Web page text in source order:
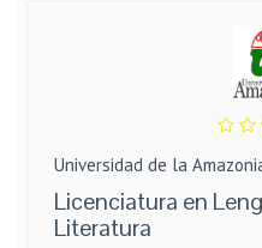
Universidad de la
Licenciatura en
Literatura